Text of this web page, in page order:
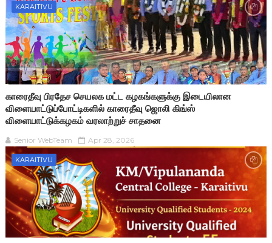
KARAITIVU
காரைதீவு பிரதேச செயலக மட்ட கழகங்களுக்கு இடையிலான
விளையாட்டுப்போட்டிகளில் காரைதீவு ஜொலி கிங்ஸ்
விளையாட்டுக்கழகம் வரலாற்றுச் சாதனை
Senior WebTeam Apr 28, 2026
KARAITIVU